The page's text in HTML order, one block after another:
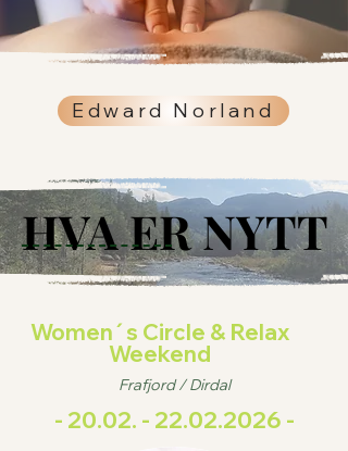
Edward Norland
HVA ER NYTT
HVA ER NYTT
Women´s Circle & Relax
Weekend
Frafjord / Dirdal
- 20.02. - 22.02.2026 -